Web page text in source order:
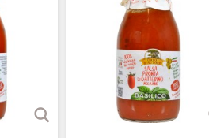
Quasi perfetta
Quasi perfetta
—
Ottima organizzazione